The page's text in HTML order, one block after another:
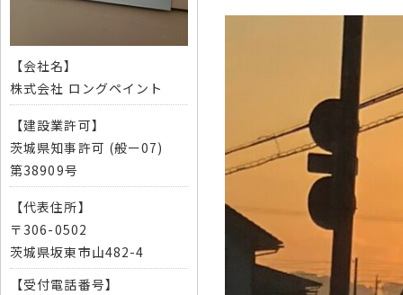
【会社名】
株式会社 ロングペイント
【建設業許可】
茨城県知事許可 (般ー07)
第38909号
【代表住所】
〒306-0502
茨城県坂東市山482-4
【受付電話番号】